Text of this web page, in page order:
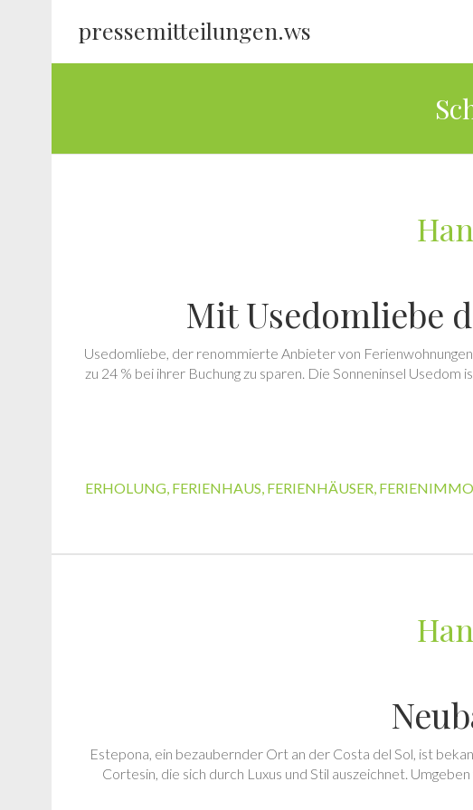
pressemitteilungen.ws
Mit Usedomliebe
Usedomliebe, der renommierte Anbieter von
zu 24 % bei ihrer Buchung zu sparen. Die Sonneninsel
ERHOLUNG FERIENHAUS FERIENHÄUSER
Estepona, ein bezaubernder Ort an der Costa del Sol, ist
Cortesin, die sich durch Luxus und Stil auszeichnet.